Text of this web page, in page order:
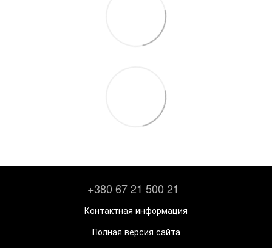
+380 67 21 500 21
Контактная информация
Полная версия сайта